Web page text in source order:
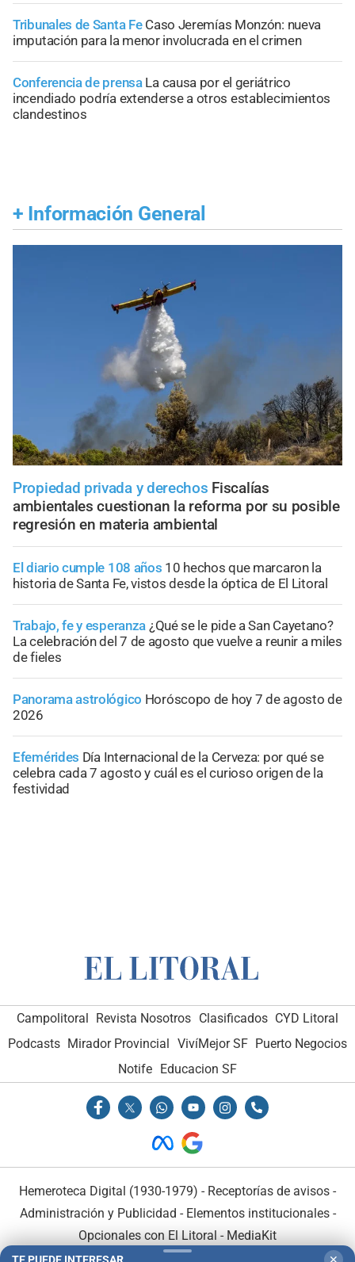
Tribunales de Santa Fe Caso Jeremías Monzón: nueva
imputación para la menor involucrada en el crimen
Conferencia de prensa La causa por el geriátrico
incendiado podría extenderse a otros establecimientos
clandestinos
+ Información General
Propiedad privada y derechos Fiscalías
ambientales cuestionan la reforma por su posible
regresión en materia ambiental
El diario cumple 108 años 10 hechos que marcaron la
historia de Santa Fe, vistos desde la óptica de El Litoral
Trabajo, fe y esperanza ¿Qué se le pide a San Cayetano?
La celebración del 7 de agosto que vuelve a reunir a miles
de fieles
Panorama astrológico Horóscopo de hoy 7 de agosto de
2026
Efemérides Día Internacional de la Cerveza: por qué se
celebra cada 7 agosto y cuál es el curioso origen de la
festividad
Campolitoral Revista Nosotros Clasificados CYD Litoral
Podcasts Mirador Provincial VivíMejor SF Puerto Negocios
Notife Educacion SF
Hemeroteca Digital (1930-1979) - Receptorías de avisos -
Administración y Publicidad - Elementos institucionales-
Opcionales con El Litoral - MediaKit